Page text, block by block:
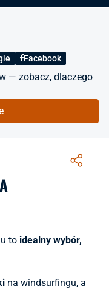
Facebook
— zobacz, dlaczego
to idealny wybór,
na windsurfingu, a